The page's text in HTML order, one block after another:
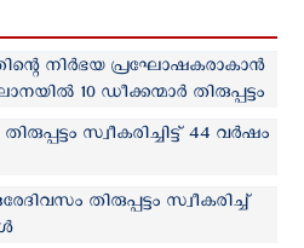
നിർഭയ പ്രഘോഷകരാകാൻ
10 ഡീക്കന്മാർ തിരുപ്പട്ടം
സ്വീകരിച്ചിട്ട് 44 വര്‍ഷം
തിരുപ്പട്ടം സ്വീകരിച്ച്